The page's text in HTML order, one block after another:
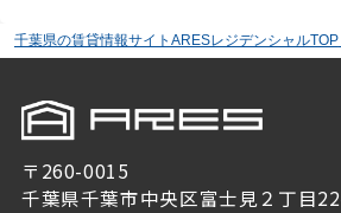
千葉県の賃貸情報サイトARESレジデンシャルTOP
〒260-0015
千葉県千葉市中央区富士見２丁目